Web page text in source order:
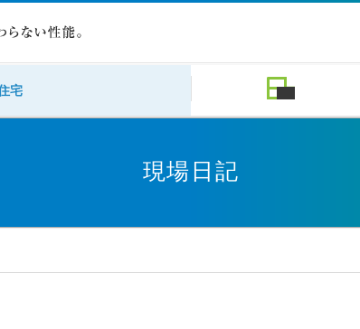
宅
現場日記